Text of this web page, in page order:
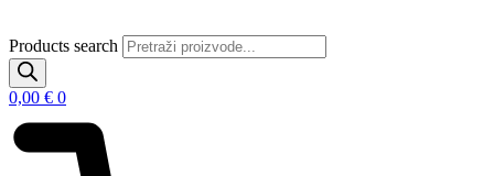
Products search
0,00 € 0